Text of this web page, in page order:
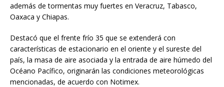
además de tormentas muy fuertes en Veracruz, Tabasco,
Oaxaca y Chiapas.
Destacó que el frente frío 35 que se extenderá con
características de estacionario en el oriente y el sureste del
país, la masa de aire asociada y la entrada de aire húmedo del
Océano Pacífico, originarán las condiciones meteorológicas
mencionadas, de acuerdo con Notimex.